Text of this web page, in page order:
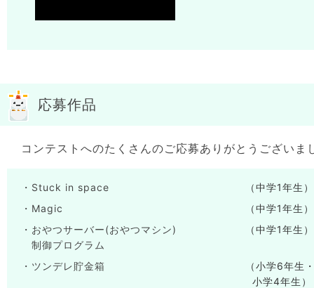
応募作品
コンテストへのたくさんのご応募ありがとうございま
・Stuck in space
（中学1年生）
・Magic
（中学1年生）
・おやつサーバー(おやつマシン)
制御プログラム
（中学1年生）
・ツンデレ貯金箱
（小学6年生
小学4年生）